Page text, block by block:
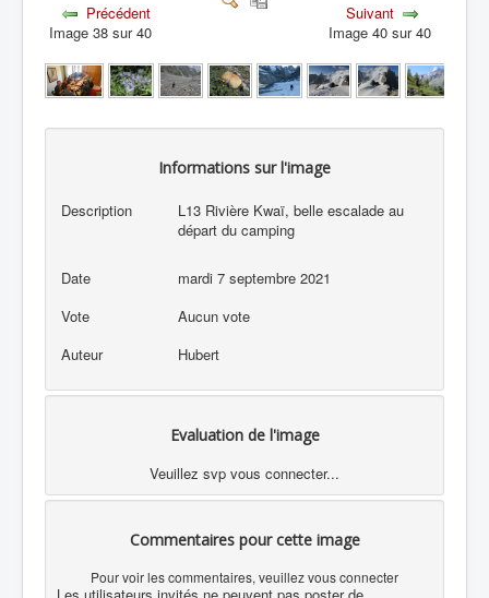
Précédent
Image 38 sur 40
Suivant
Image 40 sur 40
Informations sur l'image
Description
L13 Rivière Kwaï, belle escalade au
départ du camping
Date
mardi 7 septembre 2021
Vote
Aucun vote
Auteur
Hubert
Evaluation de l'image
Veuillez svp vous connecter...
Commentaires pour cette image
Pour voir les commentaires, veuillez vous connecter